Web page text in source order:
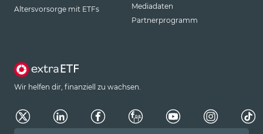
Altersvorsorge mit ETFs
Mediadaten
Partnerprogramm
Wir helfen dir, finanziell zu wachsen.